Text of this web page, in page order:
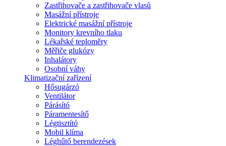
Zastřihovače a zastřihovače vlasů
Masážní přístroje
Elektrické masážní přístroje
Monitory krevního tlaku
Lékařské teploměry
Měřiče glukózy
Inhalátory
Osobní váhy
Klimatizační zařízení
Hősugárzó
Ventilátor
Párásító
Páramentesítő
Légtisztító
Mobil klíma
Léghűtő berendezések